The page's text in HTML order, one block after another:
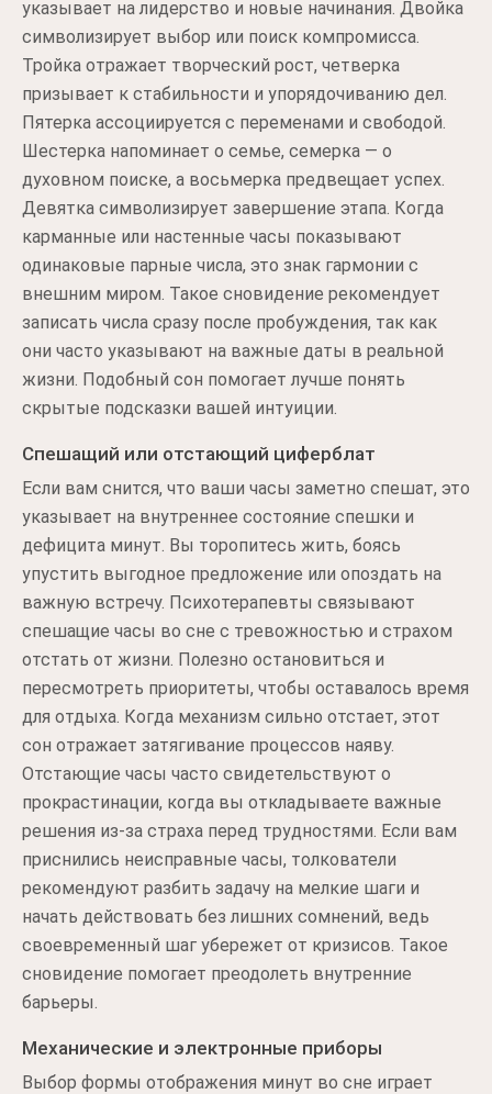
указывает на лидерство и новые начинания. Двойка
символизирует выбор или поиск компромисса.
Тройка отражает творческий рост, четверка
призывает к стабильности и упорядочиванию дел.
Пятерка ассоциируется с переменами и свободой.
Шестерка напоминает о семье, семерка — о
духовном поиске, а восьмерка предвещает успех.
Девятка символизирует завершение этапа. Когда
карманные или настенные часы показывают
одинаковые парные числа, это знак гармонии с
внешним миром. Такое сновидение рекомендует
записать числа сразу после пробуждения, так как
они часто указывают на важные даты в реальной
жизни. Подобный сон помогает лучше понять
скрытые подсказки вашей интуиции.
Спешащий или отстающий циферблат
Если вам снится, что ваши часы заметно спешат, это
указывает на внутреннее состояние спешки и
дефицита минут. Вы торопитесь жить, боясь
упустить выгодное предложение или опоздать на
важную встречу. Психотерапевты связывают
спешащие часы во сне с тревожностью и страхом
отстать от жизни. Полезно остановиться и
пересмотреть приоритеты, чтобы оставалось время
для отдыха. Когда механизм сильно отстает, этот
сон отражает затягивание процессов наяву.
Отстающие часы часто свидетельствуют о
прокрастинации, когда вы откладываете важные
решения из-за страха перед трудностями. Если вам
приснились неисправные часы, толкователи
рекомендуют разбить задачу на мелкие шаги и
начать действовать без лишних сомнений, ведь
своевременный шаг убережет от кризисов. Такое
сновидение помогает преодолеть внутренние
барьеры.
Механические и электронные приборы
Выбор формы отображения минут во сне играет